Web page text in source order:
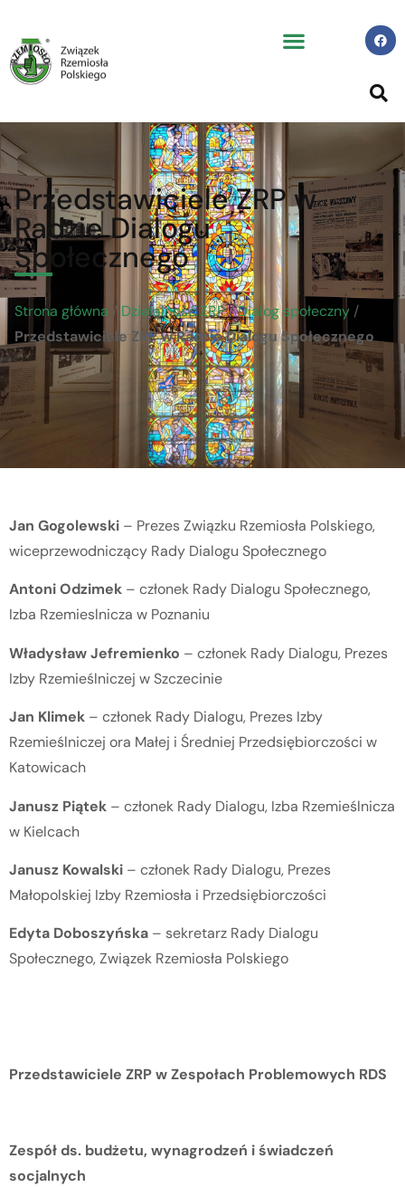
Przedstawiciele ZRP w
Radzie Dialogu
Społecznego
Strona główna / Działalność ZRP/Dialog społeczny /
Przedstawiciele ZRP w Radzie Dialogu Społecznego
Jan Gogolewski – Prezes Związku Rzemiosła Polskiego,
wiceprzewodniczący Rady Dialogu Społecznego
Antoni Odzimek – członek Rady Dialogu Społecznego,
Izba Rzemieslnicza w Poznaniu
Władysław Jefremienko – członek Rady Dialogu, Prezes
Izby Rzemieślniczej w Szczecinie
Jan Klimek – członek Rady Dialogu, Prezes Izby
Rzemieślniczej ora Małej i Średniej Przedsiębiorczości w
Katowicach
Janusz Piątek – członek Rady Dialogu, Izba Rzemieślnicza
w Kielcach
Janusz Kowalski – członek Rady Dialogu, Prezes
Małopolskiej Izby Rzemiosła i Przedsiębiorczości
Edyta Doboszyńska – sekretarz Rady Dialogu
Społecznego, Związek Rzemiosła Polskiego
Przedstawiciele ZRP w Zespołach Problemowych RDS
Zespół ds. budżetu, wynagrodzeń i świadczeń
socjalnych